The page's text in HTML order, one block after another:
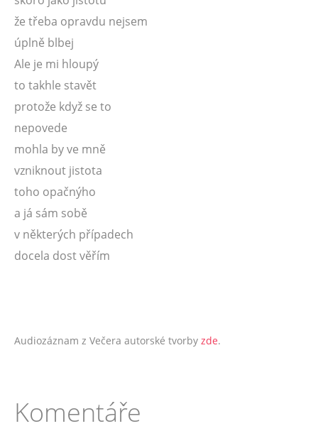
že třeba opravdu nejsem
úplně blbej
Ale je mi hloupý
to takhle stavět
protože když se to
nepovede
mohla by ve mně
vzniknout jistota
toho opačnýho
a já sám sobě
v některých případech
docela dost věřím
Audiozáznam z Večera autorské tvorby zde.
Komentáře